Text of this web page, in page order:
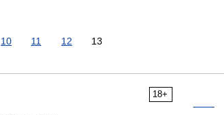
10 11 12 13
18+